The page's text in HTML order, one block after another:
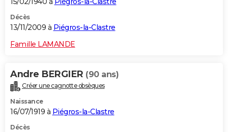
Décès
13/11/2009 à Piégros-la-Clastre
Famille LAMANDE
Andre BERGIER (90 ans)
Créer une cagnotte obsèques
Naissance
16/07/1919 à Piégros-la-Clastre
Décès